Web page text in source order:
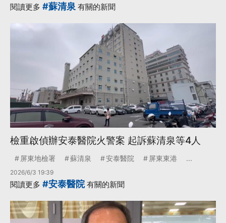
屏東安泰醫院· 建築物·
更多...
閱讀更多 #蘇清泉 有關的新聞
檢重啟偵辦安泰醫院火警案 起訴蘇清泉等4人
屏東地檢署 蘇清泉 安泰醫院 屏東東港 ...
2026/6/3 19:39
閱讀更多 #安泰醫院有關的新聞